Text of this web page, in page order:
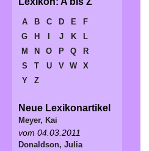
A B C D E
F
G
H J K
L
M
N O P Q
R
S
T U V W
X
Y
Z
Neue Lexikonartikel
Meyer, Kai
vom 04.03.2011
Donaldson, Julia